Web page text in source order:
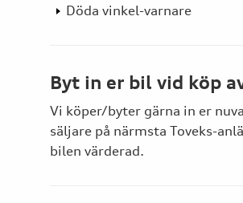
Döda vinkel-varnare
Byt in er bil vid köp
Vi köper/byter gärna in er
säljare på närmsta Toveks-
bilen värderad.